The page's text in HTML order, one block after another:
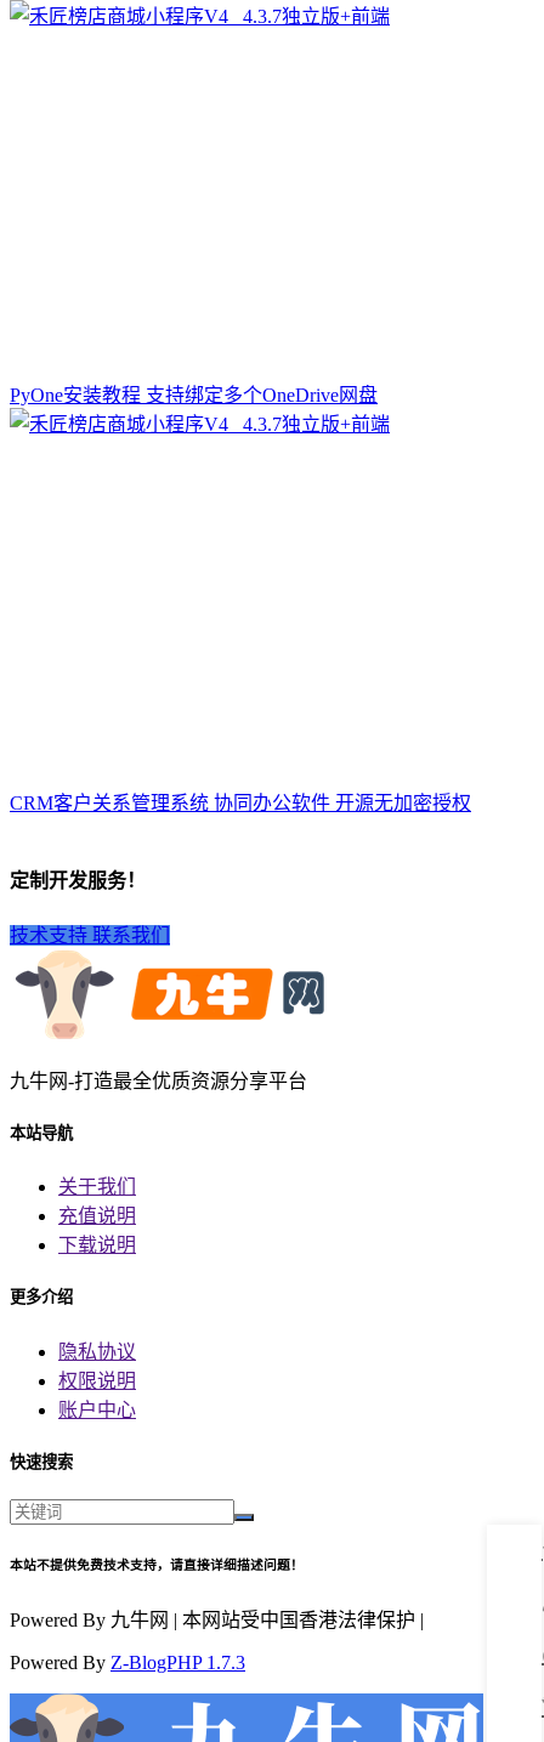
PyOne安装教程 支持绑定多个OneDrive网盘
CRM客户关系管理系统 协同办公软件 开源无加密授权
定制开发服务！
技术支持 联系我们
九牛网-打造最全优质资源分享平台
本站导航
关于我们
充值说明
下载说明
更多介绍
隐私协议
权限说明
账户中心
快速搜索
本站不提供免费技术支持，请直接详细描述问题！
Powered By 九牛网 | 本网站受中国香港法律保护 |
Powered By Z-BlogPHP 1.7.3